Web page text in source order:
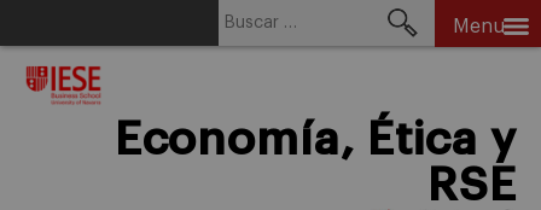
Menu
Economía, Ética y
RSE